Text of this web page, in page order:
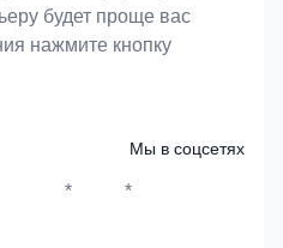
будет проще вас
нажмите кнопку
Мы в соцсетях
* *